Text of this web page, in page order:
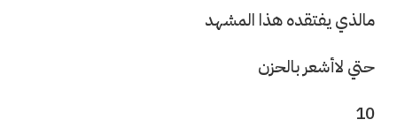
مالذي يفتقده هذا المشهد
حتي لاأشعر بالحزن
10